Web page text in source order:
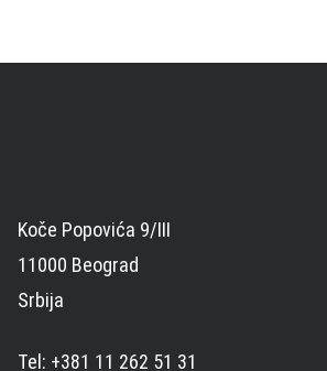
Koče Popovića 9/III
11000 Beograd
Srbija
Tel: +381 11 262 51 31